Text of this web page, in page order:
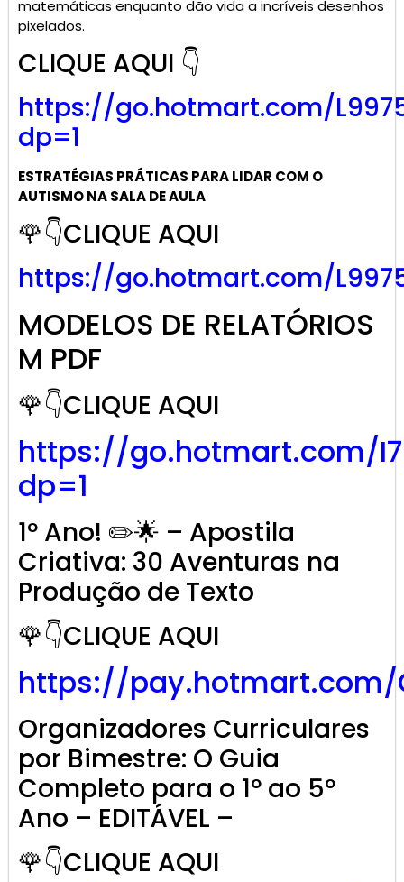
matemáticas enquanto dão vida a incríveis desenhos
pixelados.
CLIQUE AQUI 👇
https://go.hotmart.com/
dp=1
ESTRATÉGIAS PRÁTICAS PARA LIDAR COM O
AUTISMO NA SALA DE AULA
🌹👇CLIQUE AQUI
https://go.hotmart.com/
MODELOS DE RELATÓRIOS
M PDF
🌹👇CLIQUE AQUI
https://go.hotmart.com/
dp=1
1º Ano! ✏️🌟 – Apostila
Criativa: 30 Aventuras na
Produção de Texto
🌹👇CLIQUE AQUI
https://pay.hotmart.com/
Organizadores Curriculares
por Bimestre: O Guia
Completo para o 1º ao 5º
Ano – EDITÁVEL –
🌹👇CLIQUE AQUI